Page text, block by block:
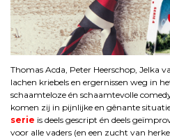
Thomas Acda, Peter Heerschop, Jelka
lachen kriebels en ergernissen weg in
schaamteloze én schaamtevolle
komen zij in pijnlijke en gênante
serie is deels gescript én deels
voor alle vaders (en een zucht van